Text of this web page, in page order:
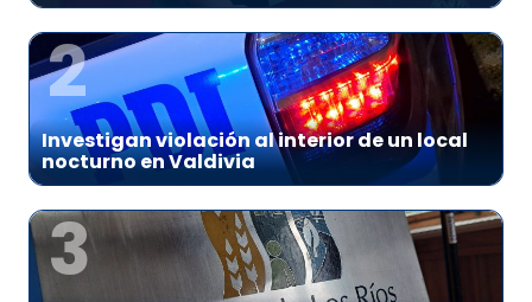
2
Investigan violación al interior de un local
nocturno en Valdivia
3